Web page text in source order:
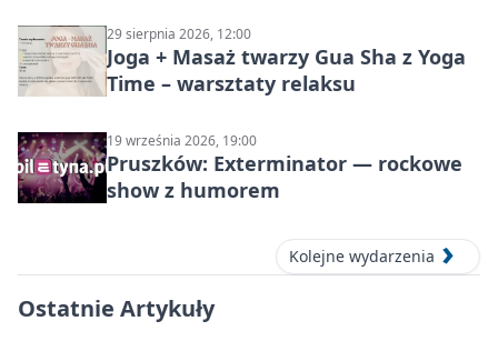
29 sierpnia 2026, 12:00
Joga + Masaż twarzy Gua Sha z Yoga
Time – warsztaty relaksu
19 września 2026, 19:00
Pruszków: Exterminator — rockowe
show z humorem
Kolejne wydarzenia
Ostatnie Artykuły